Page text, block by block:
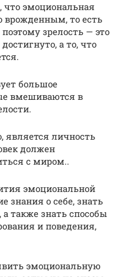
что эмоциональная
врожденным, то есть
зрелость — это
а то, что
большое
вмешиваются в
является личность
должен
с миром..
эмоциональной
знания о себе, знать
также знать способы
и поведения,
эмоциональную